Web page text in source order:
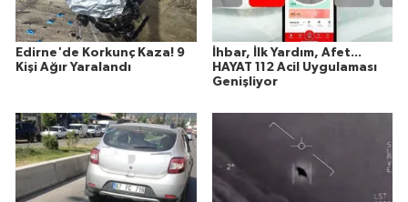
Edirne'de Korkunç Kaza! 9
Kişi Ağır Yaralandı
İhbar, İlk Yardım, Afet...
HAYAT 112 Acil Uygulaması
Genişliyor